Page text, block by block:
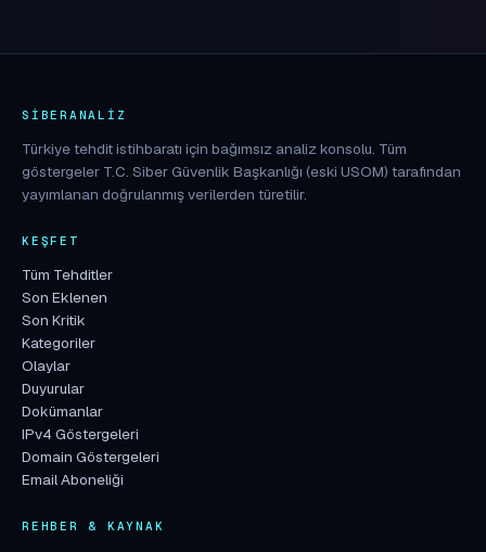
SIBERANALIZ
Türkiye tehdit istihbaratı için bağımsız analiz konsolu. Tüm
göstergeler T.C. Siber Güvenlik Başkanlığı (eski USOM) tarafından
yayımlanan doğrulanmış verilerden türetilir.
KEŞFET
Tüm Tehditler
Son Eklenen
Son Kritik
Kategoriler
Olaylar
Duyurular
Dokümanlar
IPv4 Göstergeleri
Domain Göstergeleri
Email Aboneliği
REHBER & KAYNAK